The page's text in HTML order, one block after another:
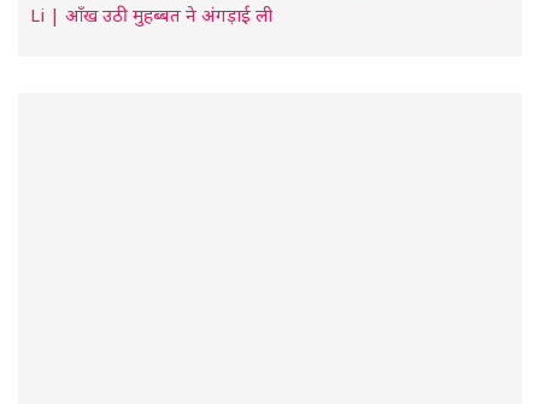
Li | आँख उठी मुहब्बत ने अंगड़ाई ली